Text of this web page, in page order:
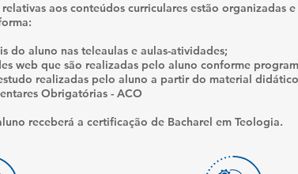
aos conteúdos curriculares estão organizadas
do aluno nas teleaulas e aulas-atividades;
web que são realizadas pelo aluno conforme
realizadas pelo aluno a partir do material
Obrigatórias - ACO
receberá a certificação de Bacharel em Teologia.